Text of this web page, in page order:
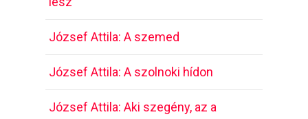
József Attila: A szemed
József Attila: A szolnoki hídon
József Attila: Aki szegény, az a